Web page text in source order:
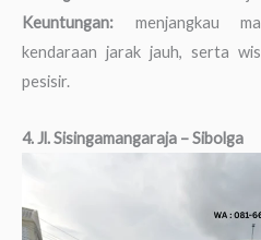
Keuntungan: menjangkau
kendaraan jarak jauh, serta
pesisir.
4. Jl. Sisingamangaraja – Sibolga